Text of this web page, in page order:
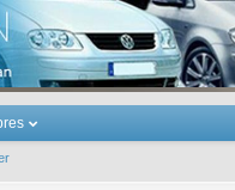
Touran